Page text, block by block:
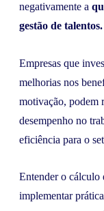
negativamente a
gestão de talentos.
Empresas que
melhorias nos
motivação, podem
desempenho no
eficiência para o
Entender o cálculo
implementar